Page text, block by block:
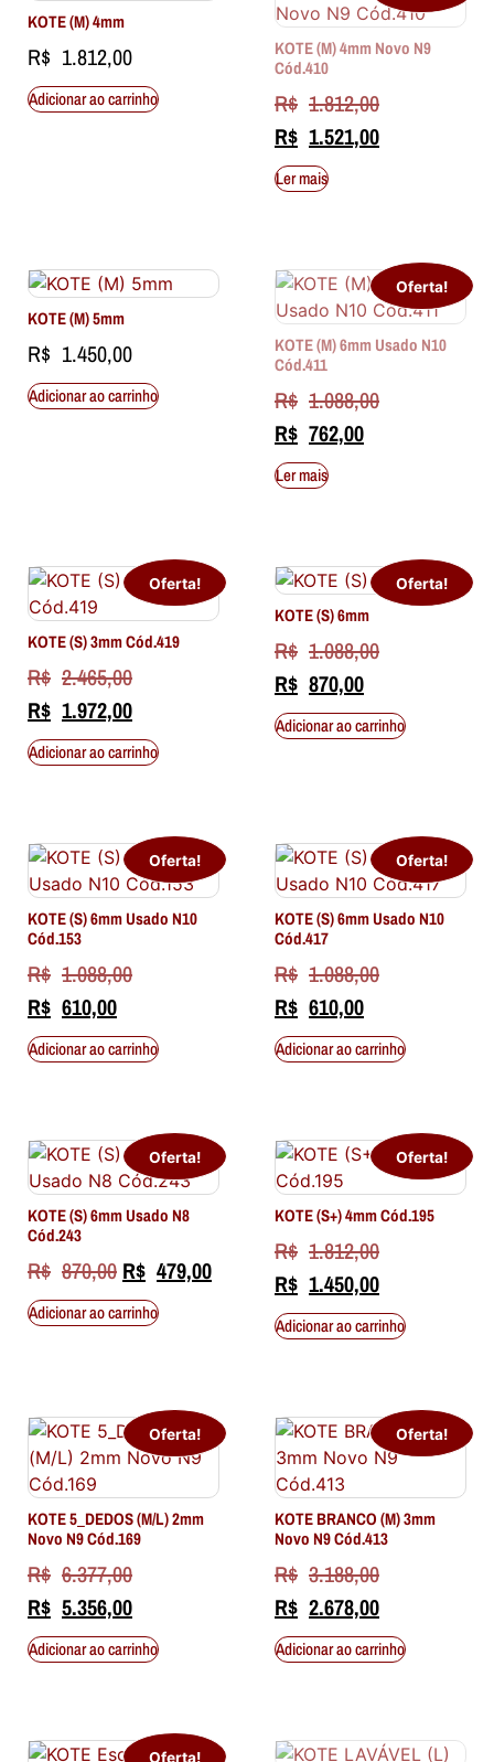
KOTE (M) 4mm
R$ 1.812,00
Adicionar ao carrinho
KOTE (M) 4mm Novo N9
Cód.410
R$ 1.812,00
R$ 1.521,00
Ler mais
KOTE (M) 5mm
R$ 1.450,00
Adicionar ao carrinho
Oferta!
KOTE (M) 6mm Usado N10
Cód.411
R$ 1.088,00
R$ 762,00
Ler mais
Oferta!
KOTE (S) 3mm Cód.419
R$ 2.465,00
R$ 1.972,00
Adicionar ao carrinho
Oferta!
KOTE (S) 6mm
R$ 1.088,00
R$ 870,00
Adicionar ao carrinho
Oferta!
KOTE (S) 6mm Usado N10
Cód.153
R$ 1.088,00
R$ 610,00
Adicionar ao carrinho
Oferta!
KOTE (S) 6mm Usado N10
Cód.417
R$ 1.088,00
R$ 610,00
Adicionar ao carrinho
Oferta!
KOTE (S) 6mm Usado N8
Cód.243
R$ 870,00 R$ 479,00
Adicionar ao carrinho
Oferta!
KOTE (S+) 4mm Cód.195
R$ 1.812,00
R$ 1.450,00
Adicionar ao carrinho
Oferta!
KOTE 5_DEDOS (M/L) 2mm
Novo N9 Cód.169
R$ 6.377,00
R$ 5.356,00
Adicionar ao carrinho
Oferta!
KOTE BRANCO (M) 3mm
Novo N9 Cód.413
R$ 3.188,00
R$ 2.678,00
Adicionar ao carrinho
Oferta!